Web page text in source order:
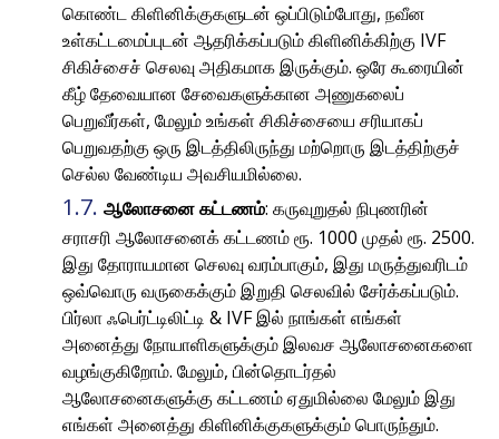
கொண்ட கிளினிக்குகளுடன் ஒப்பிடும்போது, ​​நவீன
உள்கட்டமைப்புடன் ஆதரிக்கப்படும் கிளினிக்கிற்கு IVF
சிகிச்சைச் செலவு அதிகமாக இருக்கும். ஒரே கூரையின்
கீழ் தேவையான சேவைகளுக்கான அணுகலைப்
பெறுவீர்கள், மேலும் உங்கள் சிகிச்சையை சரியாகப்
பெறுவதற்கு ஒரு இடத்திலிருந்து மற்றொரு இடத்திற்குச்
செல்ல வேண்டிய அவசியமில்லை.
ஆலோசனை கட்டணம்: கருவுறுதல் நிபுணரின்
சராசரி ஆலோசனைக் கட்டணம் ரூ. 1000 முதல் ரூ. 2500.
இது தோராயமான செலவு வரம்பாகும், இது மருத்துவரிடம்
ஒவ்வொரு வருகைக்கும் இறுதி செலவில் சேர்க்கப்படும்.
பிர்லா ஃபெர்ட்டிலிட்டி & IVF இல் நாங்கள் எங்கள்
அனைத்து நோயாளிகளுக்கும் இலவச ஆலோசனைகளை
வழங்குகிறோம். மேலும், பின்தொடர்தல்
ஆலோசனைகளுக்கு கட்டணம் ஏதுமில்லை மேலும் இது
எங்கள் அனைத்து கிளினிக்குகளுக்கும் பொருந்தும்.